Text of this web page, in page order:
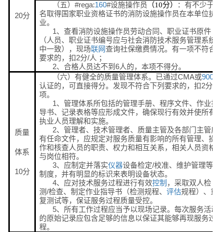
20分
（五）#rega:160#设施操作员 （10分）
：有不少于6
名取得国家职业资格证书的消防设施操作员在本单位执
业。
1、查看消防设施操作员劳动合同、职业证书原件
（人员、职业证书编号应与社会消防技术服务管理系统
中一致），现场联网查询社保缴费情况。有一项不符合
要求的，扣2分/人 ；
2、合格人员达不到6人的，本项不得分。
质量
体系
10分
（六）有健全的质量管理体系。已通过CMA或9000
认证的，可直接得分。发现不符合下列要求的，扣2分/
项。
1、管理体系所包括的管理手册、程序文件、作业指
导书、记录表格等应形成文件，确保现行有效并使所有
执业人员理解和实施。
2、管理者、技术管理者、质量主管及各部门主管应
有任命文件，应规定对服务质量有影响的所有管理、操
作和核查人员的职责、权力和相互关系，相关人员资格
与岗位相符。
3、应制定并落实仪器设备检定/校准、维护管理等
制度，并有明显的标识来表明设备状态。
4、应对技术服务过程进行有效控制 ，采取双人检
测/检查、制定作业指导书（检测规程、 评估规程）、重
复测试等，保证服务过程质量受控。
5、所有工作过程应当予以现场记录。每次服务活动
的原始记录应包含足够的信息以保证其能够再现服务过
程。